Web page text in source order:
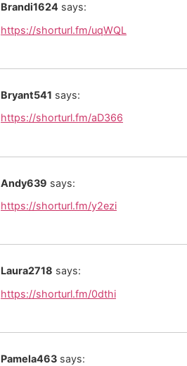
Brandi1624 says:
https://shorturl.fm/uqWQL
Bryant541 says:
https://shorturl.fm/aD366
Andy639 says:
https://shorturl.fm/y2ezi
Laura2718 says:
https://shorturl.fm/0dthi
Pamela463 says: